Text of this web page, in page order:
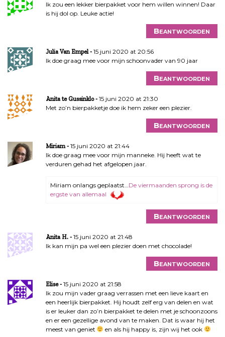
Ik zou een lekker bierpakket voor hem willen winnen! Daar
is hij dol op. Leuke actie!
Beantwoorden
Julia Van Empel
15 juni 2020 at 20:56
Ik doe graag mee voor mijn schoonvader van 90 jaar
Beantwoorden
Anita te Gussinklo
15 juni 2020 at 21:30
Met zo’n bierpakketje doe ik hem zeker een plezier.
Beantwoorden
Miriam
15 juni 2020 at 21:44
Ik doe graag mee voor mijn manneke. Hij heeft wat te
verduren gehad het afgelopen jaar.
Miriam onlangs geplaatst…De viermaanden sprong is de
ergste van allemaal
Beantwoorden
Anita H.
15 juni 2020 at 21:48
Ik kan mijn pa wel een plezier doen met chocolade!
Beantwoorden
Elise
15 juni 2020 at 21:58
Ik zou mijn vader graag verrassen met een lieve kaart en
een heerlijk bierpakket. Hij houdt zelf erg van delen en wat
is er leuker dan zo’n bierpakket te delen met je schoonzoons
en er een gezellige avond van te maken. Dat is waar hij het
meest van geniet
en als hij happy is, zijn wij het ook